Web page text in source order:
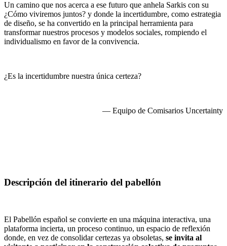
Un camino que nos acerca a ese futuro que anhela Sarkis con su
¿Cómo viviremos juntos? y donde la incertidumbre, como estrategia
de diseño, se ha convertido en la principal herramienta para
transformar nuestros procesos y modelos sociales, rompiendo el
individualismo en favor de la convivencia.
¿Es la incertidumbre nuestra única certeza?
— Equipo de Comisarios Uncertainty
Descripción del itinerario del pabellón
El Pabellón español se convierte en una máquina interactiva, una
plataforma incierta, un proceso continuo, un espacio de reflexión
donde, en vez de consolidar certezas ya obsoletas, se invita al